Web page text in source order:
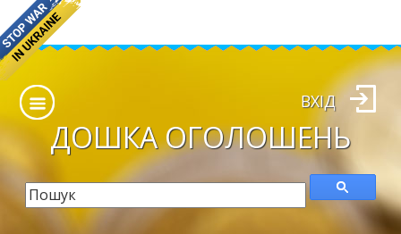
ДОШКАОГОЛОШЕНЬ
ВХІД